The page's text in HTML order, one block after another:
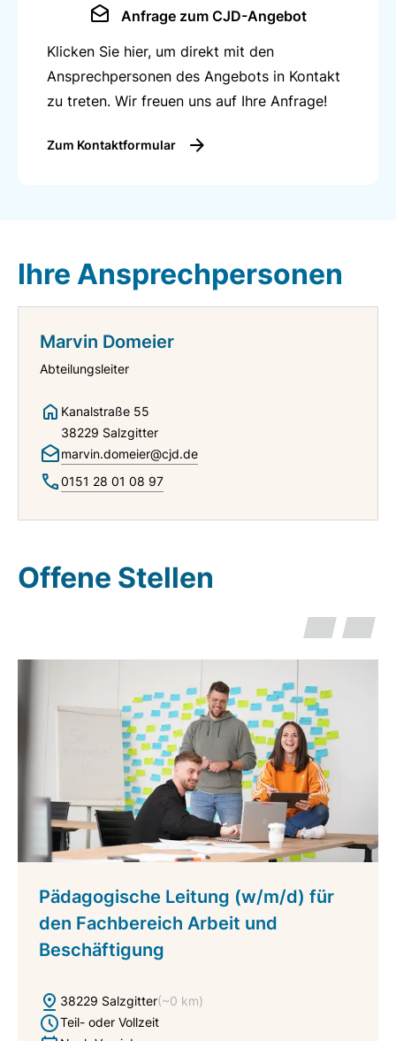
Anfrage zum CJD-Angebot
Klicken Sie hier, um direkt mit den
Ansprechpersonen des Angebots in Kontakt
zu treten. Wir freuen uns auf Ihre Anfrage!
Zum Kontaktformular
Ihre Ansprechpersonen
Marvin Domeier
Abteilungsleiter
Kanalstraße 55
38229 Salzgitter
marvin.domeier@cjd.de
0151 28 01 08 97
Offene Stellen
Pädagogische Leitung (w/m/d) für
den Fachbereich Arbeit und
Beschäftigung
38229 Salzgitter(~0 km)
Teil- oder Vollzeit